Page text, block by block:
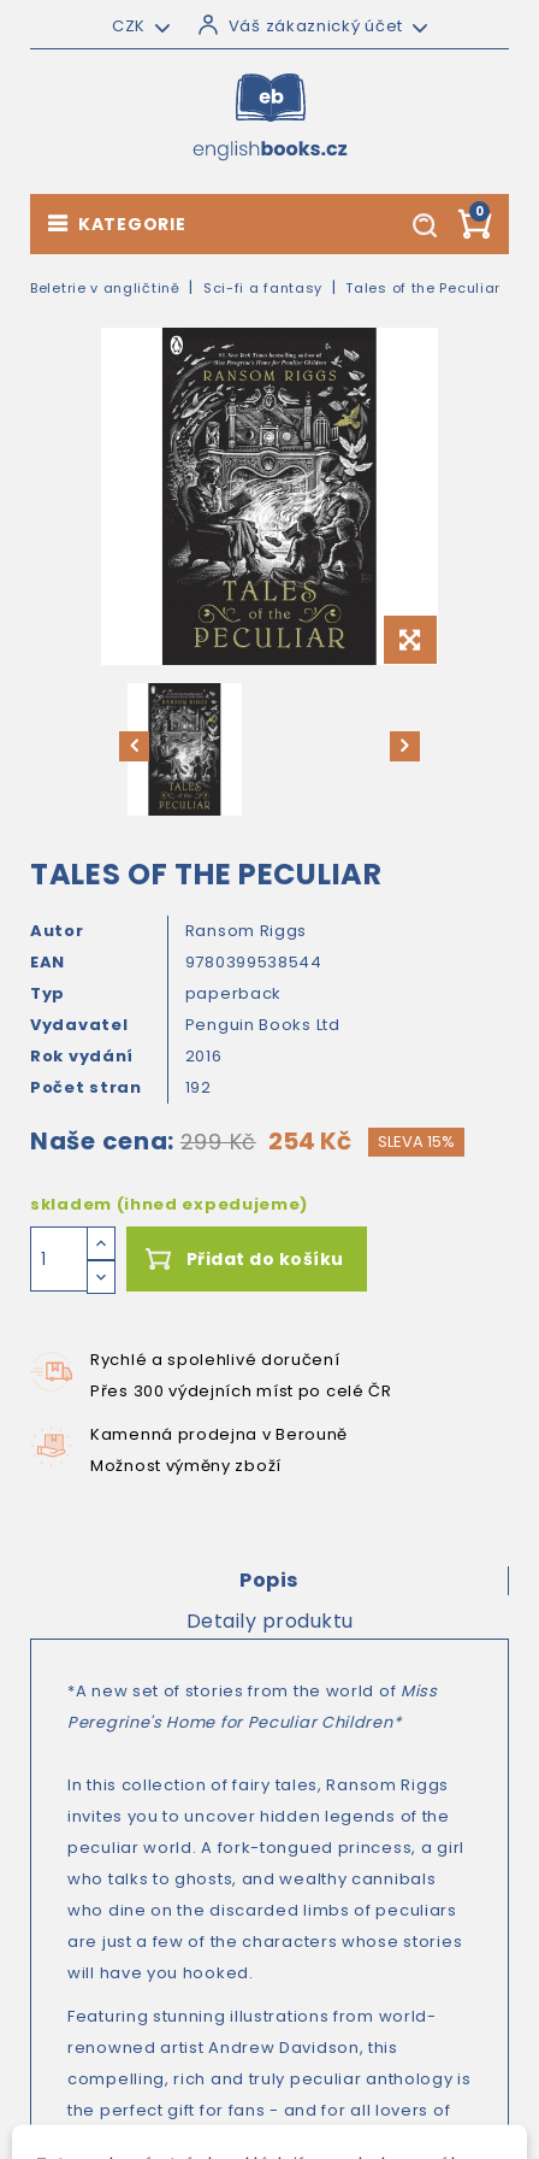
CZK Váš zákaznický účet
0
KATEGORIE
Beletrie v angličtině Sci-fi a fantasy Tales of the Peculiar
TALES OF THE PECULIAR
Autor
Ransom Riggs
EAN
9780399538544
Typ
paperback
Vydavatel
Penguin Books Ltd
Rok vydání
2016
Počet stran
192
Naše cena: 299 Kč 254 Kč SLEVA 15%
skladem (ihned expedujeme)
Přidat do košíku
Rychlé a spolehlivé doručení
Přes 300 výdejních míst po celé ČR
Kamenná prodejna v Berouně
Možnost výměny zboží
Popis
Detaily produktu
*A new set of stories from the world of Miss
Peregrine's Home for Peculiar Children*
In this collection of fairy tales, Ransom Riggs
invites you to uncover hidden legends of the
peculiar world. A fork-tongued princess, a girl
who talks to ghosts, and wealthy cannibals
who dine on the discarded limbs of peculiars
are just a few of the characters whose stories
will have you hooked.
Featuring stunning illustrations from world-
renowned artist Andrew Davidson, this
compelling, rich and truly peculiar anthology is
the perfect gift for fans - and for all lovers of